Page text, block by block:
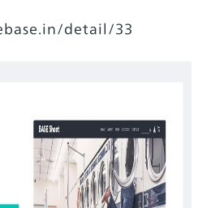
detail/33